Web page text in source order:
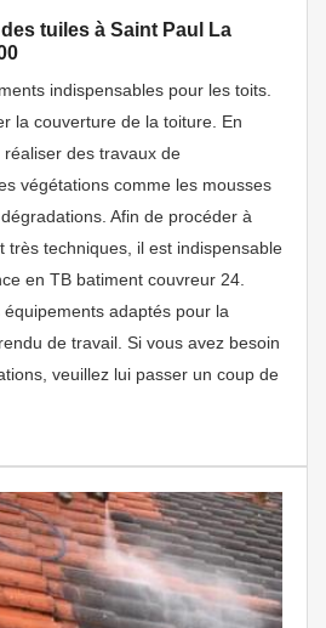
tuiles à Saint Paul La
indispensables pour les toits.
la couverture de la toiture. En
des travaux de
végétations comme les mousses
Afin de procéder à
très techniques, il est indispensable
en TB batiment couvreur 24.
adaptés pour la
de travail. Si vous avez besoin
veuillez lui passer un coup de